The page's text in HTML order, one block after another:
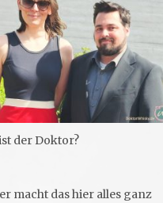
der Doktor?
macht das hier alles ganz